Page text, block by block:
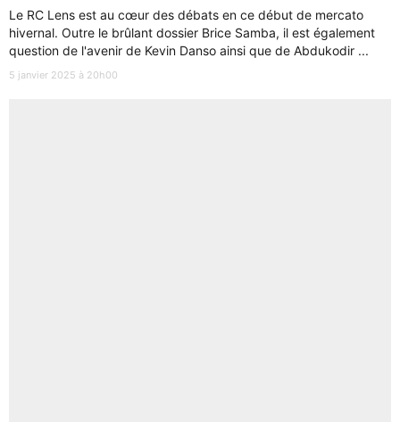
Le RC Lens est au cœur des débats en ce début de mercato
hivernal. Outre le brûlant dossier Brice Samba, il est également
question de l'avenir de Kevin Danso ainsi que de Abdukodir ...
5 janvier 2025 à 20h00